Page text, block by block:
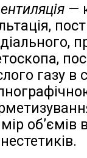
—
газу в
об’ємів